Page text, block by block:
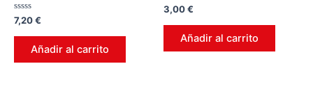
Valorado
en
0
7,20€
Añadir al carrito
Valorado
en
0
3,00€
Añadir al carrito